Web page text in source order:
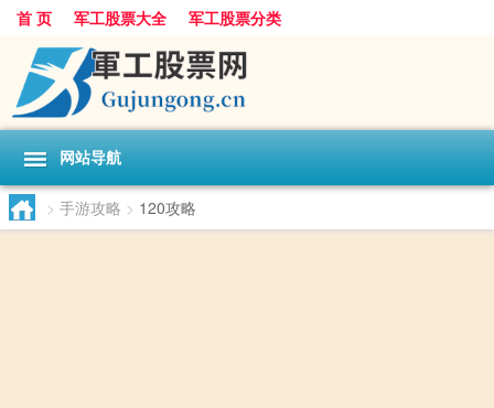
首 页 军工股票大全 军工股票分类
网站导航
> 手游攻略 > 120攻略